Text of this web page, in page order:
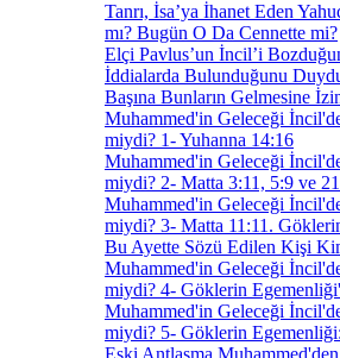
Tanrı, İsa’ya İhanet Eden
mı? Bugün O Da Cennette mi?
Elçi Pavlus’un İncil’i
İddialarda Bulunduğunu
Başına Bunların Gelmesine
Muhammed'in Geleceği
miydi? 1- Yuhanna 14:16
Muhammed'in Geleceği
miydi? 2- Matta 3:11, 5:9 ve
Muhammed'in Geleceği
miydi? 3- Matta 11:11.
Bu Ayette Sözü Edilen Kişi
Muhammed'in Geleceği
miydi? 4- Göklerin
Muhammed'in Geleceği
miydi? 5- Göklerin
Eski Antlaşma